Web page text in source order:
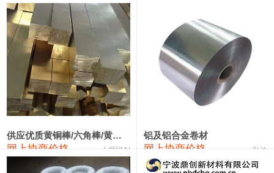
1#钴 322,000—342,000
1#锑 90,000—96,000 93,000
2#锑 86,000—92,000 89,000 1,000
1#镁 17,000—18,000 17,500
1#电解锰(99.7%袋装) 18,000—18,200 18,100
1#电解锰 18,900—19,100 19,000
1#铬 60,000—82,000
供应优质黄铜棒/六角棒/黄铜方板
网上协商价格 十堰同创
铝及铝合金卷材
网上协商价格 弘达